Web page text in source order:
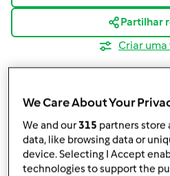
Partilhar
Criar
250 g de açucar
We Care About Your
We and our315 partners store
data, like browsing data or
device. Selecting I Accept
technologies to support the